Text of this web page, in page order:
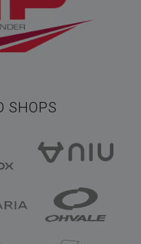
SHOPS